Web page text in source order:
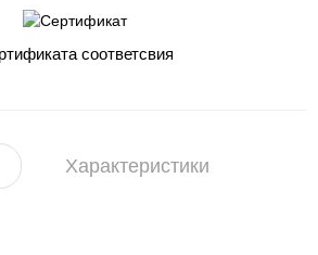
соответсвия
Характеристики